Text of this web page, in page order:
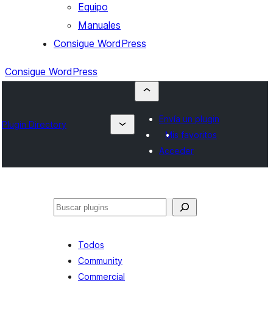
Equipo
Manuales
Consigue WordPress
Consigue WordPress
Plugin Directory
Envía un plugin
Mis favoritos
Acceder
Buscar
Todos
Community
Commercial